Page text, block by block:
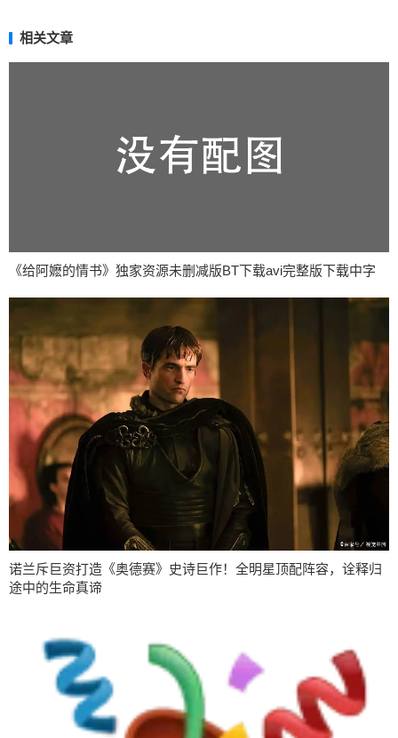
相关文章
《给阿嬷的情书》独家资源未删减版BT下载avi完整版下载中字
诺兰斥巨资打造《奥德赛》史诗巨作！全明星顶配阵容，诠释归
途中的生命真谛